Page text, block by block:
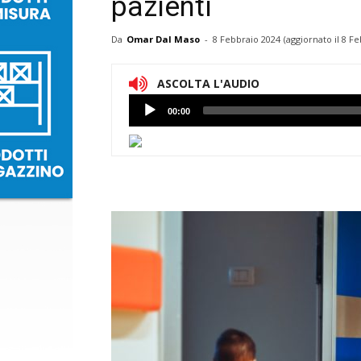
pazienti
Da Omar Dal Maso - 8 Febbraio 2024 (aggiornato il 8
ASCOLTA L'AUDIO
Lettore
Audio
00:00